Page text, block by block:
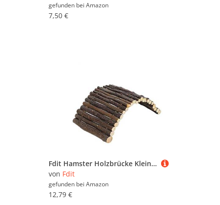
gefunden bei Amazon
7,50 €
Fdit Hamster Holzbrücke Kleintiere Holzbogenbrücke Leiter Kleintierkäfig Dekoration für Meerschweinchen Chinchilla Frettchen Reptil(L)
von Fdit
gefunden bei Amazon
12,79 €